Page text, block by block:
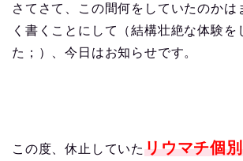
さてさて、この間何をしていたのかは
く書くことにして（結構壮絶な体験を
た；）、今日はお知らせです。
この度、休止していたリウマチ個